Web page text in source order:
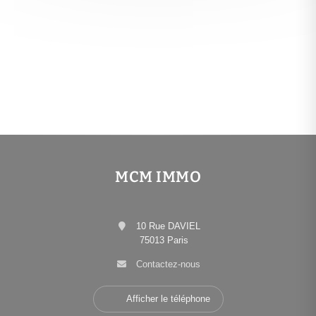
MCM IMMO
10 Rue DAVIEL
75013 Paris
Contactez-nous
Afficher le téléphone